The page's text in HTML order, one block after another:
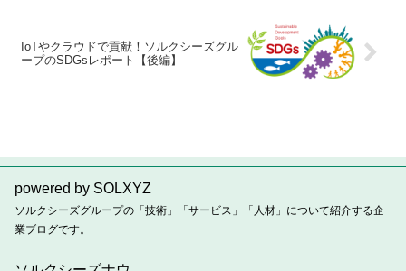
IoTやクラウドで貢献！ソルクシーズグル
ープのSDGsレポート【後編】
powered by SOLXYZ
ソルクシーズグループの「技術」「サービス」「人材」について紹介する企
業ブログです。